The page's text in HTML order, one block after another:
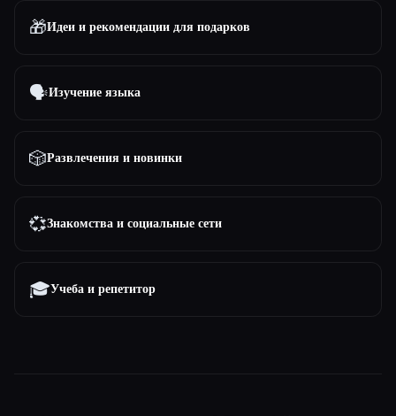
🎁Идеи и рекомендации для подарков
🗣️Изучение языка
🎲Развлечения и новинки
💞Знакомства и социальные сети
🎓Учеба и репетитор